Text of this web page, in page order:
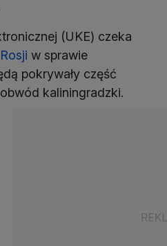
(UKE) czeka
Rosji w sprawie
pokrywały część
kaliningradzki.